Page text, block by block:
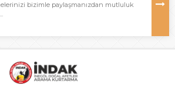
bizimle paylaşmanızdan mutluluk